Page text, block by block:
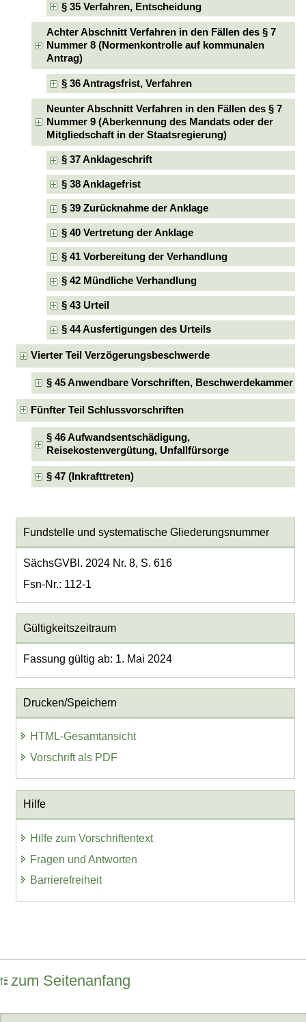
§ 35 Verfahren, Entscheidung
Achter Abschnitt Verfahren in den Fällen des § 7
Nummer 8 (Normenkontrolle auf kommunalen
Antrag)
§ 36 Antragsfrist, Verfahren
Neunter Abschnitt Verfahren in den Fällen des § 7
Nummer 9 (Aberkennung des Mandats oder der
Mitgliedschaft in der Staatsregierung)
§ 37 Anklageschrift
§ 38 Anklagefrist
§ 39 Zurücknahme der Anklage
§ 40 Vertretung der Anklage
§ 41 Vorbereitung der Verhandlung
§ 42 Mündliche Verhandlung
§ 43 Urteil
§ 44 Ausfertigungen des Urteils
Vierter Teil Verzögerungsbeschwerde
§ 45 Anwendbare Vorschriften, Beschwerdekammer
Fünfter Teil Schlussvorschriften
§ 46 Aufwandsentschädigung,
Reisekostenvergütung, Unfallfürsorge
§ 47 (Inkrafttreten)
Fundstelle und systematische Gliederungsnummer
SächsGVBl. 2024 Nr. 8, S. 616
Fsn-Nr.: 112-1
Gültigkeitszeitraum
Fassung gültig ab: 1. Mai 2024
Drucken/Speichern
HTML-Gesamtansicht
Vorschrift als PDF
Hilfe
Hilfe zum Vorschriftentext
Fragen und Antworten
Barrierefreiheit
zum Seitenanfang